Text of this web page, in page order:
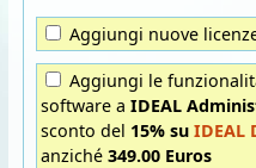
Aggiungi nuove
software a IDEAL
sconto del 15% su IDEAL
anziché 349.00 Euros